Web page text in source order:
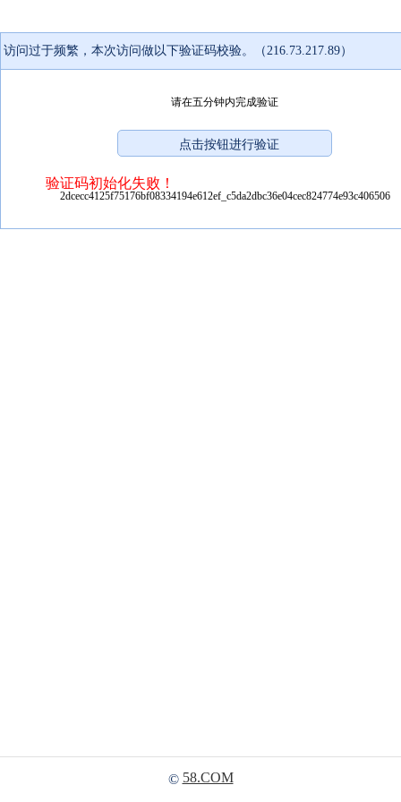
访问过于频繁，本次访问做以下验证码校验。（216.73.217.89）
请在五分钟内完成验证
验证码初始化失败！
2dcecc4125f75176bf08334194e612ef_c5da2dbc36e04cec824774e93c406506
© 58.COM